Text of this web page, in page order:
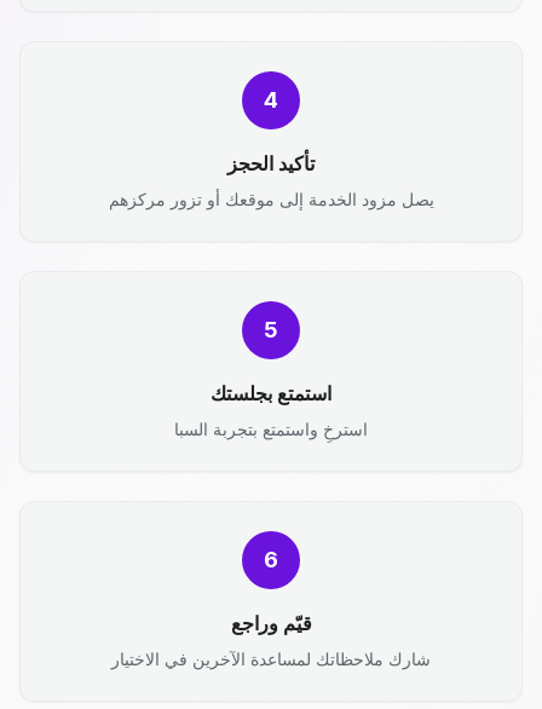
4
تأكيد الحجز
يصل مزود الخدمة إلى موقعك أو تزور مركزهم
5
استمتع بجلستك
استرخِ واستمتع بتجربة السبا
6
قيّم وراجع
شارك ملاحظاتك لمساعدة الآخرين في الاختيار